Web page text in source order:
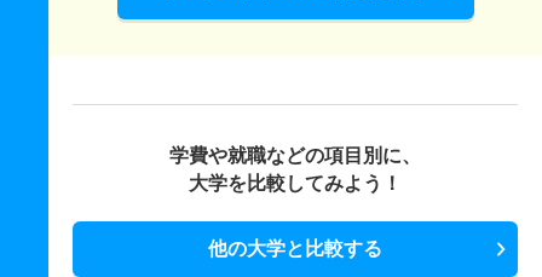
学費や就職などの項目別に、
大学を比較してみよう！
他の大学と比較する